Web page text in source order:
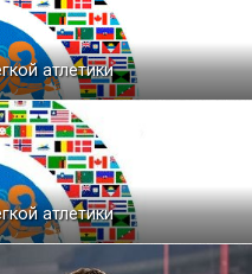
атлетики
атлетики